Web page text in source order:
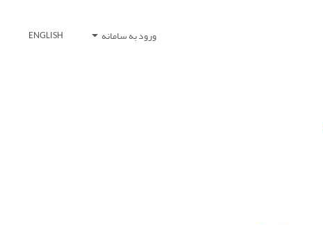
ورود به سامانه ENGLISH